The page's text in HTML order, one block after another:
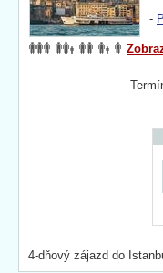
-
4-dňový zájazd do